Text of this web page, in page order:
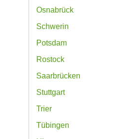
Osnabrück
Schwerin
Potsdam
Rostock
Saarbrücken
Stuttgart
Trier
Tübingen